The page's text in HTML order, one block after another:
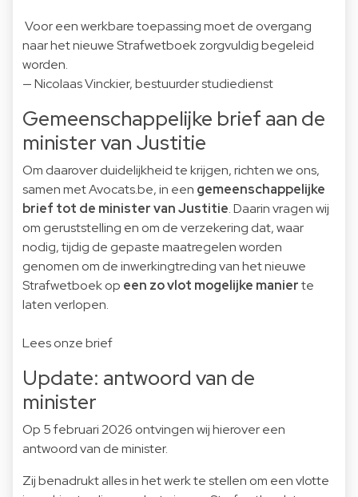
Voor een werkbare toepassing moet de overgang
naar het nieuwe Strafwetboek zorgvuldig begeleid
worden.
— Nicolaas Vinckier, bestuurder studiedienst
Ge­meen­schap­pe­lij­ke brief aan de
minister van Justitie
Om daarover duidelijkheid te krijgen, richten we ons,
samen met Avocats.be, in een gemeenschappelijke
brief tot de minister van Justitie. Daarin vragen wij
om geruststelling en om de verzekering dat, waar
nodig, tijdig de gepaste maatregelen worden
genomen om de inwerkingtreding van het nieuwe
Strafwetboek op een zo vlot mogelijke manierte
laten verlopen.
Lees onze brief
Update: antwoord van de
minister
Op 5 februari 2026 ontvingen wij hierover een
antwoord van de minister.
Zij benadrukt alles in het werk te stellen om een vlotte